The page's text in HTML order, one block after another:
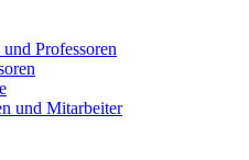
Professoren
und Mitarbeiter